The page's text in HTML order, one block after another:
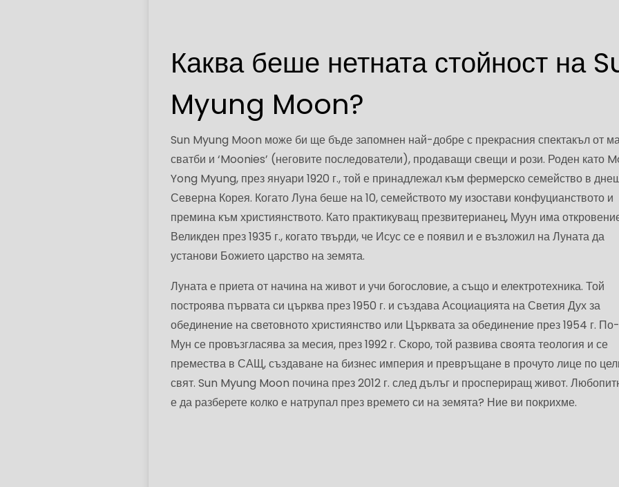
Каква беше нетната стойност на
Myung Moon?
Sun Myung Moon може би ще бъде запомнен най-добре с прекрасния спектакъл от
сватби и ‘Moonies’ (неговите последователи), продаващи свещи и рози. Роден като
Yong Myung, през януари 1920 г., той е принадлежал към фермерско семейство в
Северна Корея. Когато Луна беше на 10, семейството му изостави конфуцианството и
премина към християнството. Като практикуващ презвитерианец, Муун има
Великден през 1935 г., когато твърди, че Исус се е появил и е възложил на Луната да
установи Божието царство на земята.
Луната е приета от начина на живот и учи богословие, а също и електротехника. Той
построява първата си църква през 1950 г. и създава Асоциацията на Светия Дух за
обединение на световното християнство или Църквата за обединение през 1954 г.
Мун се провъзгласява за месия, през 1992 г. Скоро, той развива своята теология и се
премества в САЩ, създаване на бизнес империя и превръщане в прочуто лице по
свят. Sun Myung Moon почина през 2012 г. след дълъг и проспериращ живот.
е да разберете колко е натрупал през времето си на земята? Ние ви покрихме.